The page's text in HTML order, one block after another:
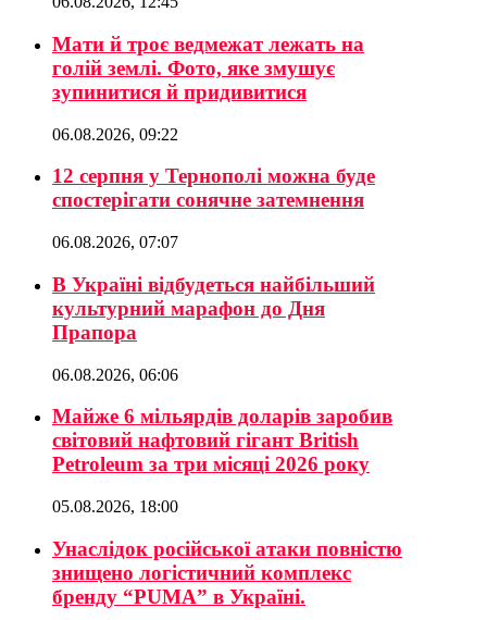
Мати й троє ведмежат лежать на
голій землі. Фото, яке змушує
зупинитися й придивитися
06.08.2026, 09:22
12 серпня у Тернополі можна буде
спостерігати сонячне затемнення
06.08.2026, 07:07
В Україні відбудеться найбільший
культурний марафон до Дня
Прапора
06.08.2026, 06:06
Майже 6 мільярдів доларів заробив
світовий нафтовий гігант British
Petroleum за три місяці 2026 року
05.08.2026, 18:00
Унаслідок російської атаки повністю
знищено логістичний комплекс
бренду “PUMA” в Україні.